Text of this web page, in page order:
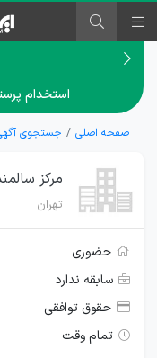
استخدام
صفحه اصلی جستجوی
مرکز
تهران
حضوری
سابقه ندارد
حقوق توافقی
تمام وقت